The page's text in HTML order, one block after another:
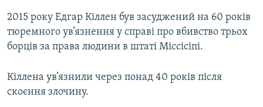
2015 року Едгар Кіллен був засуджений на 60 років
тюремного ув’язнення у справі про вбивство трьох
борців за права людини в штаті Міссісіпі.
Кіллена ув’язнили через понад 40 років після
скоєння злочину.